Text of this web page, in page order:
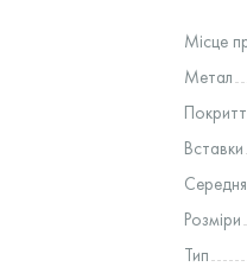
Місце
Метал
Вставки
Розміри
Тип